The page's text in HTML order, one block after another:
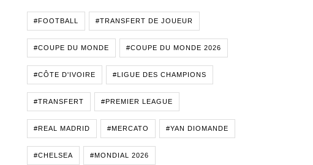
#FOOTBALL #TRANSFERT DE JOUEUR
#COUPE DU MONDE #COUPE DU MONDE 2026
#CÔTE D'IVOIRE #LIGUE DES CHAMPIONS
#TRANSFERT #PREMIER LEAGUE
#REAL MADRID #MERCATO #YAN DIOMANDE
#CHELSEA #MONDIAL 2026